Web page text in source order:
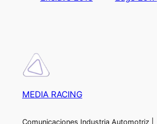
MEDIA RACING
Comunicaciones Industria Automotriz |